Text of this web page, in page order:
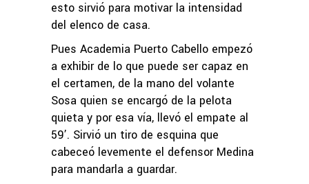
esto sirvió para motivar la intensidad
del elenco de casa.
Pues Academia Puerto Cabello empezó
a exhibir de lo que puede ser capaz en
el certamen, de la mano del volante
Sosa quien se encargó de la pelota
quieta y por esa vía, llevó el empate al
59’. Sirvió un tiro de esquina que
cabeceó levemente el defensor Medina
para mandarla a guardar.